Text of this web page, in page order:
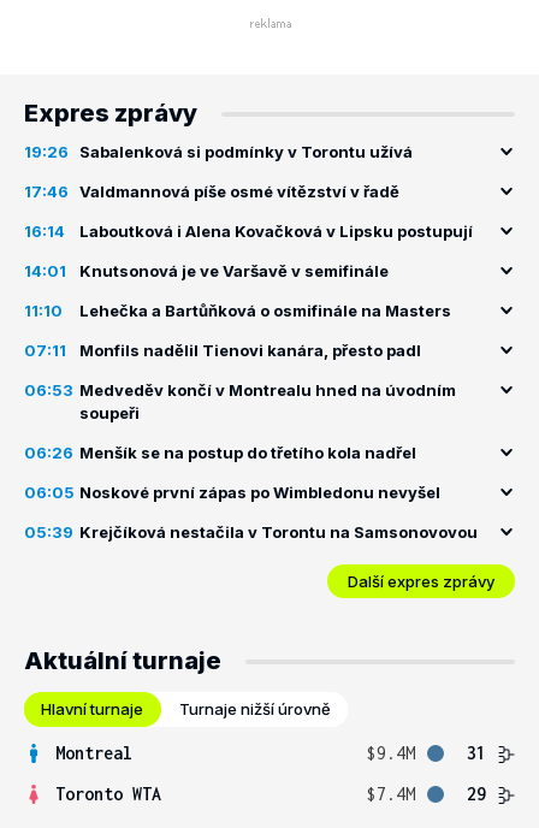
Expres zprávy
19:26 Sabalenková si podmínky v Torontu užívá
17:46 Valdmannová píše osmé vítězství v řadě
16:14 Laboutková i Alena Kovačková v Lipsku postupují
14:01 Knutsonová je ve Varšavě v semifinále
11:10 Lehečka a Bartůňková o osmifinále na Masters
07:11 Monfils nadělil Tienovi kanára, přesto padl
06:53 Medveděv končí v Montrealu hned na úvodním
soupeři
06:26 Menšík se na postup do třetího kola nadřel
06:05 Noskové první zápas po Wimbledonu nevyšel
05:39 Krejčíková nestačila v Torontu na Samsonovovou
Další expres zprávy
Aktuální turnaje
Hlavní turnaje Turnaje nižší úrovně
Montreal $9.4M
31
Toronto WTA
$7.4M 29